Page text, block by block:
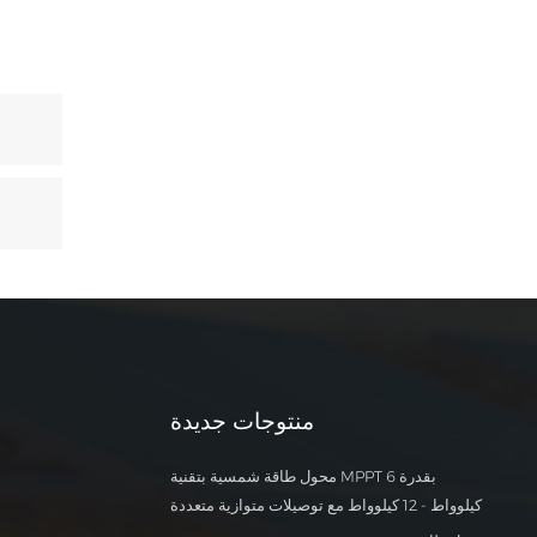
منتوجات جديدة
محول طاقة شمسية بتقنية MPPT بقدرة 6
كيلوواط - 12 كيلوواط مع توصيلات متوازية متعددة